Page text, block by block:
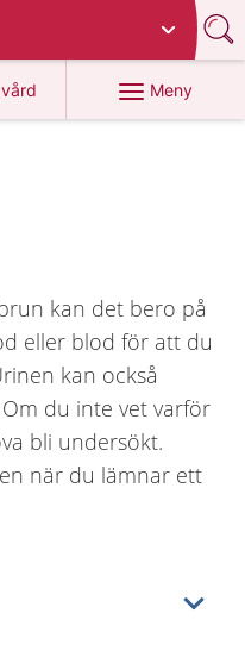
Meny
kan det bero på
eller blod för att du
kan också
du inte vet varför
bli undersökt.
när du lämnar ett